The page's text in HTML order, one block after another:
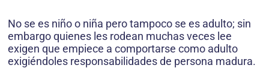
No se es niño o niña pero tampoco se es adulto; sin
embargo quienes les rodean muchas veces lee
exigen que empiece a comportarse como adulto
exigiéndoles responsabilidades de persona madura.